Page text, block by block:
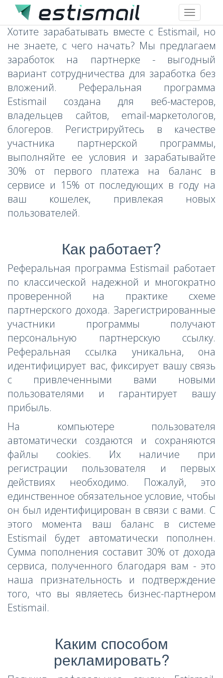
Toggle
navigation
Хотите зарабатывать вместе с Estismail, но
не знаете, с чего начать? Мы предлагаем
заработок на партнерке - выгодный
вариант сотрудничества для заработка без
вложений. Реферальная программа
Estismail создана для веб-мастеров,
владельцев сайтов, email-маркетологов,
блогеров. Регистрируйтесь в качестве
участника партнерской программы,
выполняйте ее условия и зарабатывайте
30% от первого платежа на баланс в
сервисе и 15% от последующих в году на
ваш кошелек, привлекая новых
пользователей.
Как работает?
Реферальная программа Estismail работает
по классической надежной и многократно
проверенной на практике схеме
партнерского дохода. Зарегистрированные
участники программы получают
персональную партнерскую ссылку.
Реферальная ссылка уникальна, она
идентифицирует вас, фиксирует вашу связь
с привлеченными вами новыми
пользователями и гарантирует вашу
прибыль.
На компьютере пользователя
автоматически создаются и сохраняются
файлы cookies. Их наличие при
регистрации пользователя и первых
действиях необходимо. Пожалуй, это
единственное обязательное условие, чтобы
он был идентифицирован в связи с вами. С
этого момента ваш баланс в системе
Estismail будет автоматически пополнен.
Сумма пополнения составит 30% от дохода
сервиса, полученного благодаря вам - это
наша признательность и подтверждение
того, что вы являетесь бизнес-партнером
Estismail.
Каким способом
рекламировать?